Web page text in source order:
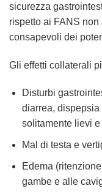
sicurezza
rispetto ai FANS
consapevoli dei
Gli effetti collaterali
Disturbi
diarrea,
solitamente lievi e
Mal di testa e
Edema
gambe e alle